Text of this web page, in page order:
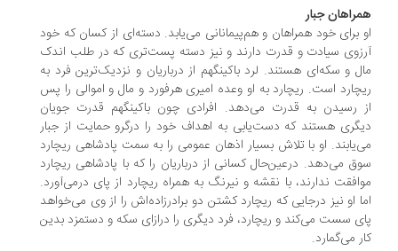
جبار
برای خود همراهان و هم‌پیمانانی می‌یابد. دسته‌ای از کسان که خود
سیادت و قدرت دارند و نیز دسته پست‌تری که در طلب اندک
و سکه‌ای هستند. لرد باکینگهم از درباریان و نزدیک‌ترین فرد به
است. ریچارد به او وعده امیری هرفورد و مال و اموالی را پس
رسیدن به قدرت می‌دهد. افرادی چون باکینگهم قدرت جویان
هستند که دست‌یابی به اهداف خود را درگرو حمایت از جبار
او با تلاش بسیار اذهان عمومی را به سمت پادشاهی ریچارد
می‌دهد. درعین‌حال کسانی از درباریان را که با پادشاهی ریچارد
ندارند، با نقشه و نیرنگ به همراه ریچارد از پای درمی‌آورد.
او نیز درجایی که ریچارد کشتن دو برادرزاده‌اش را از وی می‌خواهد
سست می‌کند و ریچارد، فرد دیگری را درازای سکه و دستمزد بدین
می‌گمارد.